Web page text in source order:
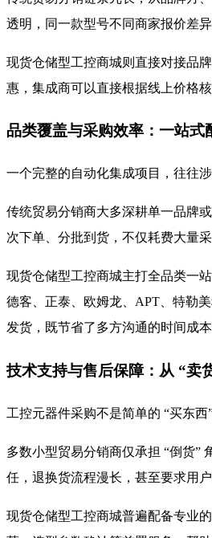
透明，同一款型号不同商家报价差
现货仓储型工控商城则直接对接品
惠，集成商可以直接根据线上价格
品类覆盖与采购效率：一站式
一个完整的自动化集成项目，往往
传统贸易分销商大多深耕单一品牌
次下单、分批到货，不仅耗费大量
现货仓储型工控商城主打全品类一
德客、正泰、欧姆龙、APT、特勒
发货，既节省了多方沟通的时间成
技术支持与售后保障：从 “卖
工控元器件采购不是简单的 “买东
多数小型贸易分销商仅承担 “倒货”
任，退换货流程漫长，甚至要求用
现货仓储型工控商城普遍配备专业